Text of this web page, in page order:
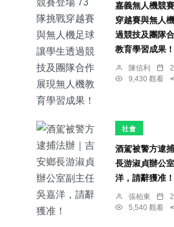
嘉義無人機競
穿越賽與無人
過競技及團隊
教育學習成果！
陳信利
9,430 觀看
社會
酒駕被警方逮
長游淑貞辦公
洋，請辭獲准！
張柏東
5,540 觀看